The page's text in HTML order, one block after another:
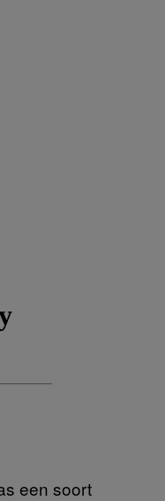
een soort